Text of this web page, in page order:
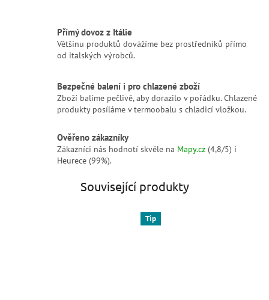
Přímý dovoz z Itálie
Většinu produktů dovážíme bez prostředníků přímo
od italských výrobců.
Bezpečné balení i pro chlazené zboží
Zboží balíme pečlivě, aby dorazilo v pořádku. Chlazené
produkty posíláme v termoobalu s chladicí vložkou.
Ověřeno zákazníky
Zákazníci nás hodnotí skvěle na Mapy.cz (4,8/5) i
Heurece (99%).
Související produkty
Tip